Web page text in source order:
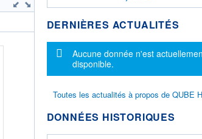
DERNIÈRES ACTUALITÉS
Message d'information
Aucune donnée n'est
disponible.
Toutes les actualités à propos de QUBE
DONNÉES HISTORIQUES